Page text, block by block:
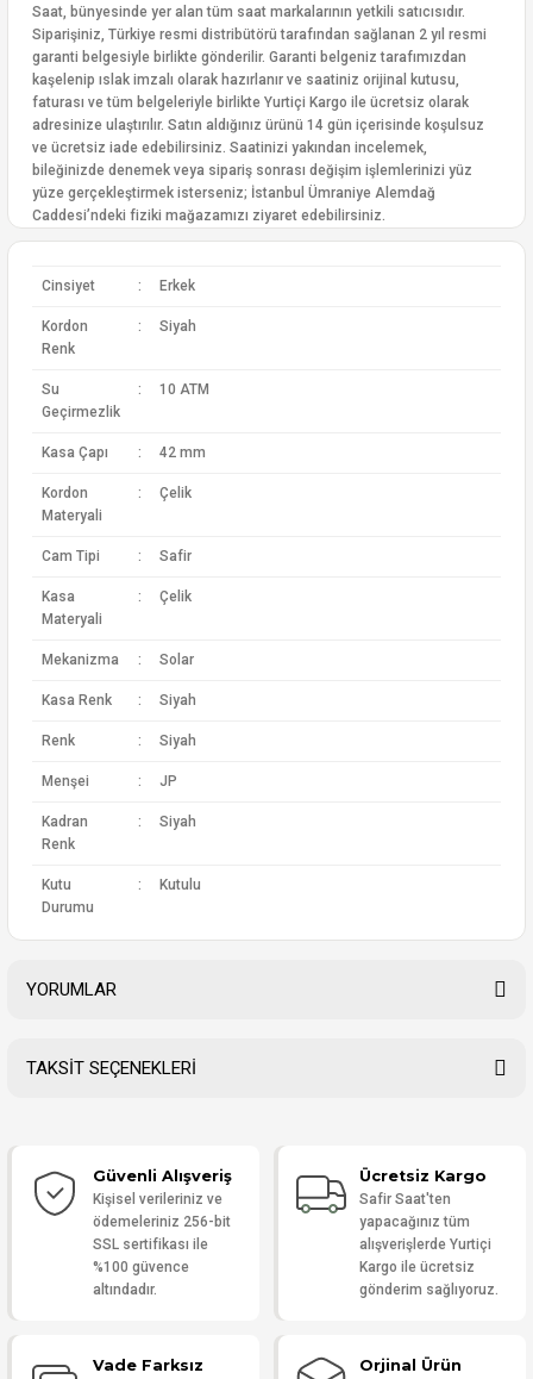
Saat, bünyesinde yer alan tüm saat markalarının yetkili satıcısıdır.
Siparişiniz, Türkiye resmi distribütörü tarafından sağlanan 2 yıl resmi
garanti belgesiyle birlikte gönderilir. Garanti belgeniz tarafımızdan
kaşelenip ıslak imzalı olarak hazırlanır ve saatiniz orijinal kutusu,
faturası ve tüm belgeleriyle birlikte Yurtiçi Kargo ile ücretsiz olarak
adresinize ulaştırılır. Satın aldığınız ürünü 14 gün içerisinde koşulsuz
ve ücretsiz iade edebilirsiniz. Saatinizi yakından incelemek,
bileğinizde denemek veya sipariş sonrası değişim işlemlerinizi yüz
yüze gerçekleştirmek isterseniz; İstanbul Ümraniye Alemdağ
Caddesi’ndeki fiziki mağazamızı ziyaret edebilirsiniz.
Cinsiyet : Erkek
Kordon
Renk
: Siyah
Su
Geçirmezlik
: 10 ATM
Kasa Çapı : 42 mm
Kordon
Materyali
: Çelik
Cam Tipi : Safir
Kasa
Materyali
: Çelik
Mekanizma : Solar
Kasa Renk : Siyah
Renk : Siyah
Menşei : JP
Kadran
Renk
: Siyah
Kutu
Durumu
: Kutulu
YORUMLAR
Yorum Yaz
TAKSİT SEÇENEKLERİ
Güvenli Alışveriş
Kişisel verileriniz ve
ödemeleriniz 256-bit
SSL sertifikası ile
%100 güvence
altındadır.
Ücretsiz Kargo
Safir Saat'ten
yapacağınız tüm
alışverişlerde Yurtiçi
Kargo ile ücretsiz
gönderim sağlıyoruz.
Vade Farksız
Orjinal Ürün